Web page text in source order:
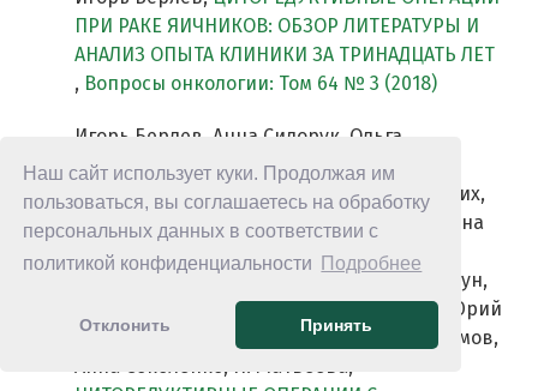
Наш сайт использует куки. Продолжая им
пользоваться, вы соглашаетесь на обработку
персональных данных в соответствии с
политикой конфиденциальности
Подробнее
Отклонить Принять
ПРИ РАКЕ ЯИЧНИКОВ: ОБЗОР ЛИТЕРАТУРЫ И
АНАЛИЗ ОПЫТА КЛИНИКИ ЗА ТРИНАДЦАТЬ ЛЕТ
, Вопросы онкологии: Том 64 № 3 (2018)
Игорь Берлев, Анна Сидорук, Ольга
Смирнова, Николай Бондарев, Ольга
Лавринович, Николай Микая, Елена Ульрих,
Адилия Урманчеева, М. Яковева, Екатерина
Некрасова, Ирина Мешкова, Александр
Иванцов, Алексей Беляев, Алексей Карачун,
Татьяна Городнова, Андрей Доманский, Юрий
Пелипась, Катран Гусейнов, Заур Ибрагимов,
Анна Соколенко, Н. Матвеева,